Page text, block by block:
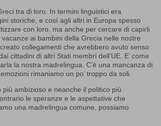
tra di loro. In termini linguistici era
storiche, e così agli altri in Europa spesso
con loro, ma anche per cercare di capirli
ai bambini della Grecia nelle nostre
collegamenti che avrebbero avuto senso
cittadini di altri Stati membri dell’UE. E’ come
la nostra madrelingua. C’è una mancanza di
rimaniamo un po’ troppo da soli.
ambizioso e neanche il politico più
le speranze e le aspettative che
una madrelingua comune, possiamo